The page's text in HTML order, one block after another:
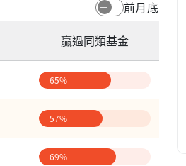
前月底
贏過同類基金
65%
57%
69%